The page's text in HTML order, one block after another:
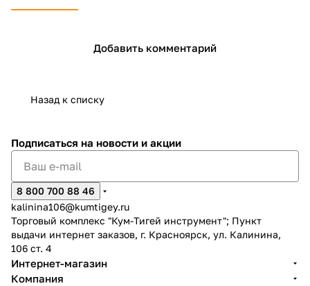
Добавить комментарий
Назад к списку
Подписаться на новости и акции
8 800 700 88 46
kalinina106@kumtigey.ru
Торговый комплекс "Кум-Тигей инструмент"; Пункт
выдачи интернет заказов, г. Красноярск, ул. Калинина,
106 ст. 4
Интернет-магазин
Компания